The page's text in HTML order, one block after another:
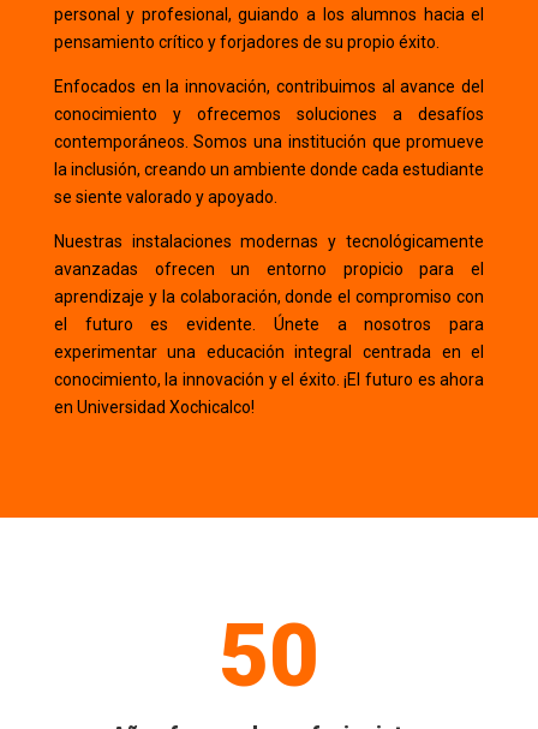
personal y profesional, guiando a los alumnos hacia el
pensamiento crítico y forjadores de su propio éxito.
Enfocados en la innovación, contribuimos al avance del
conocimiento y ofrecemos soluciones a desafíos
contemporáneos. Somos una institución que promueve
la inclusión, creando un ambiente donde cada estudiante
se siente valorado y apoyado.
Nuestras instalaciones modernas y tecnológicamente
avanzadas ofrecen un entorno propicio para el
aprendizaje y la colaboración, donde el compromiso con
el futuro es evidente. Únete a nosotros para
experimentar una educación integral centrada en el
conocimiento, la innovación y el éxito. ¡El futuro es ahora
en Universidad Xochicalco!
50